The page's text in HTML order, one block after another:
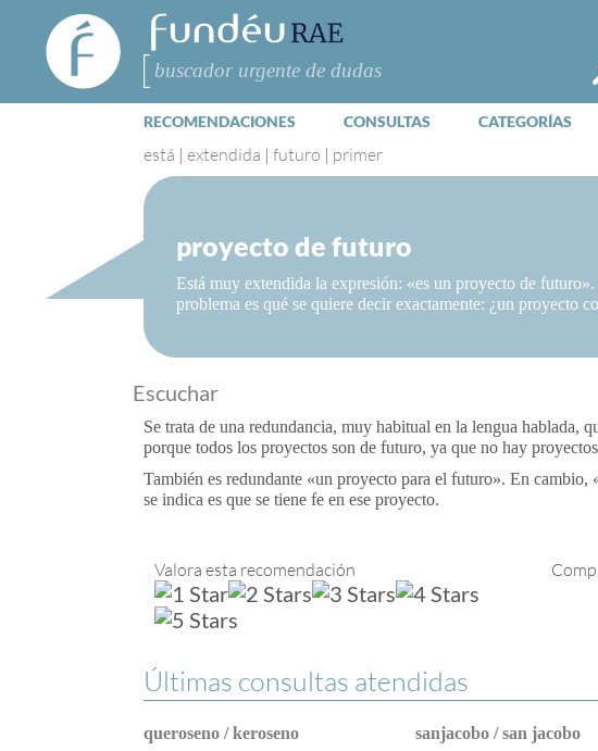
FundéuRAE
- Fundación
del Español
Urgente
Buscar
RECOMENDACIONES CONSULTAS CATEGORÍAS
está | extendida | futuro | primer
proyecto de futuro
Está muy extendida la expresión: «es un proyecto de
problema es qué se quiere decir exactamente: ¿un proyecto
Escuchar
Se trata de una redundancia, muy habitual en la lengua hablada,
porque todos los proyectos son de futuro, ya que no hay
También es redundante «un proyecto para el futuro». En
se indica es que se tiene fe en ese proyecto.
Valora esta recomendación
Últimas consultas atendidas
queroseno / keroseno
sanjacobo / san jacobo